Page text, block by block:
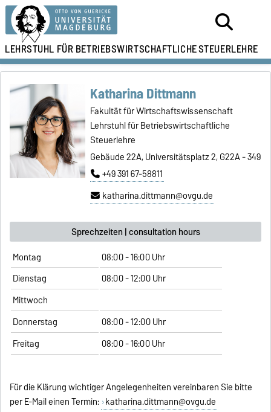
LEHRSTUHL FÜRBETRIEBSWIRTSCHAFTLICHESTEUERLEHRE
Katharina Dittmann
Fakultät für Wirtschaftswissenschaft
Lehrstuhl für Betriebswirtschaftliche
Steuerlehre
Gebäude 22A, Universitätsplatz 2, G22A - 349
+49 391 67-58811
katharina.dittmann@ovgu.de
Sprechzeiten | consultation hours
Montag
08:00 - 16:00 Uhr
Dienstag
08:00 - 12:00 Uhr
Mittwoch
Donnerstag
08:00 - 12:00 Uhr
Freitag
08:00 - 16:00 Uhr
Für die Klärung wichtiger Angelegenheiten vereinbaren Sie bitte
per E-Mail einen Termin: katharina.dittmann@ovgu.de